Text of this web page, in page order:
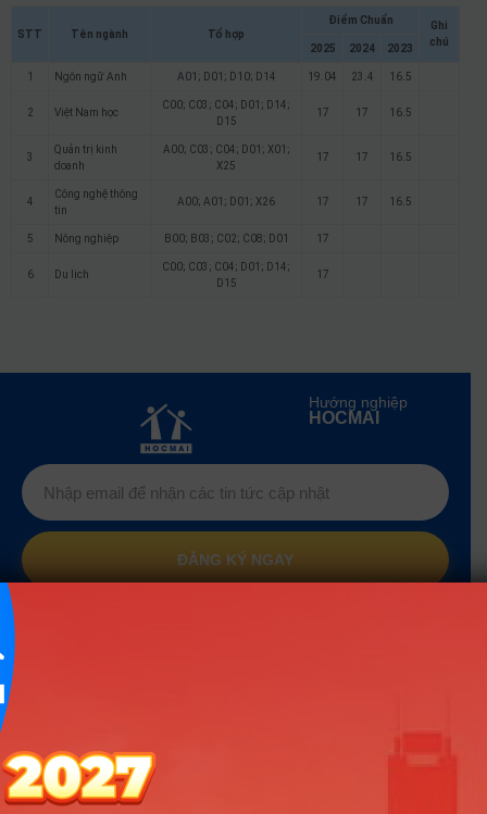
STT Tên ngành Tổ hợp
Điểm Chuẩn
Ghi
chú
2025 2024 2023
1 Ngôn ngữ Anh A01; D01; D10; D14 19.04 23.4 16.5
2 Việt Nam học
C00; C03; C04; D01; D14;
D15
17 17 16.5
3
Quản trị kinh
doanh
A00; C03; C04; D01; X01;
X25
17 17 16.5
4
Công nghệ thông
tin
A00; A01; D01; X26 17 17 16.5
5 Nông nghiệp B00; B03; C02; C08; D01 17
6 Du lịch
C00; C03; C04; D01; D14;
D15
17
Hướng nghiệp
HOCMAI
ĐĂNG KÝ NGAY
Tra cứu đề án tuyển sinh
Tư vấn hướng nghiệp
Tin tức